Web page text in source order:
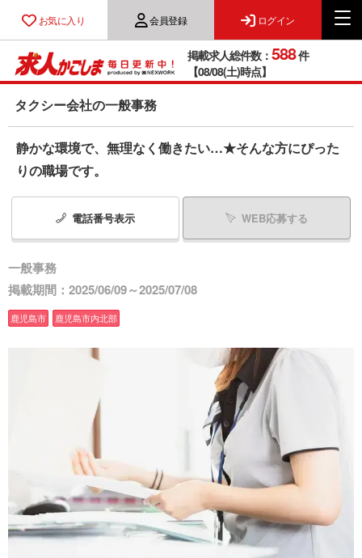
お気に入り 会員登録 ログイン
掲載求人総件数： 588件
【08/08(土)時点】
タクシー会社の一般事務
静かな環境で、無理なく働きたい…★そんな方にぴった
りの職場です。
電話番号表示 WEB応募する
一般事務
掲載期間：2025/06/09～2025/07/08
鹿児島市 鹿児島市内北部